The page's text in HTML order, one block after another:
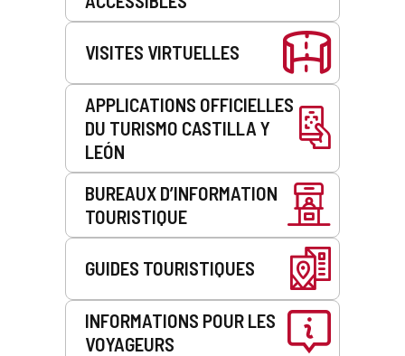
VISITES VIRTUELLES
APPLICATIONS OFFICIELLES
DU TURISMO CASTILLA Y
LEÓN
BUREAUX D’INFORMATION
TOURISTIQUE
GUIDES TOURISTIQUES
INFORMATIONS POUR LES
VOYAGEURS